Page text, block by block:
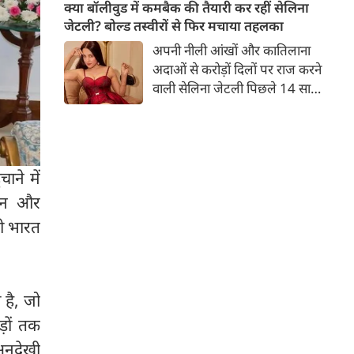
में
और
भारत
जो
तक
तिवारी की तस्वीरों पर फैंस जमकर
प्यार लुटाते हैं। इस बार श्वेता तिवारी
ने वेकेशन से अपनी कुछ तस्वीरें शेयर
की है।
क्या बॉलीवुड में कमबैक की तैयारी कर रहीं सेलिना
जेटली? बोल्ड तस्वीरों से फिर मचाया तहलका
अपनी नीली आंखों और कातिलाना
अदाओं से करोड़ों दिलों पर राज करने
वाली सेलिना जेटली पिछले 14 साल